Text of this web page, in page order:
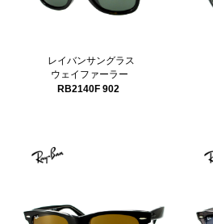
レイバンサングラス
ウェイファーラー
RB2140F 902